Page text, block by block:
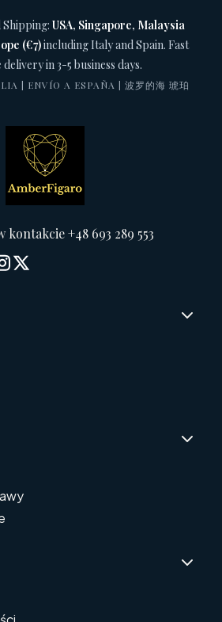
USA, Singapore, Malaysia
(€7)including Italy and Spain. Fast
in 3-5 business days.
| ENVÍO A ESPAÑA | 波罗的海 琥珀
kontakcie +48 693 289 553